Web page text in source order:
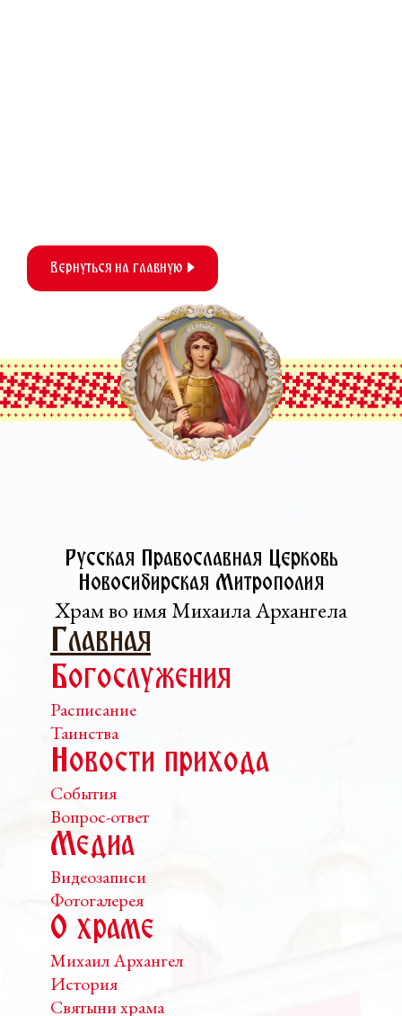
Вернуться на главную
Русская Православная Церковь­
Новосибирская Митрополия
Храм во имя Михаила Архангела
Главная
Богослужения
Расписание
Таинства
Новости прихода
События
Вопрос-ответ
Медиа
Видеозаписи
Фотогалерея
О храме
Михаил Архангел
История
Святыни храма